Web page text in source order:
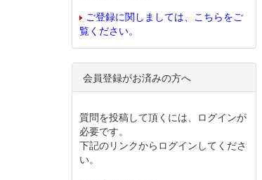
ご登録に関しましては、こちらをご
覧ください。
会員登録がお済みの方へ
質問を投稿して頂くには、ログインが
必要です。
下記のリンクからログインしてくださ
い。